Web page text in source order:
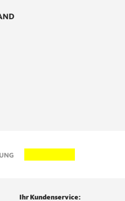
Ihr Kundenservice: